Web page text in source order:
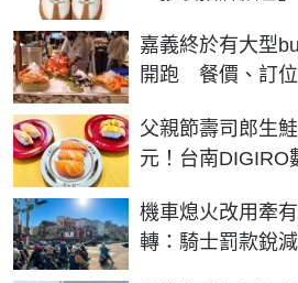
嘉義終於有大型
開跑 餐價、訂
父親節壽司郎生
元！台南DIGIRO
機車熄火改用牽
轉：騎士罰款銳